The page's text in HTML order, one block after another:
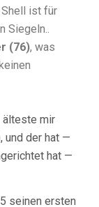
ist für
Siegeln..
(76), was
älteste mir
und der hat —
hat —
seinen ersten